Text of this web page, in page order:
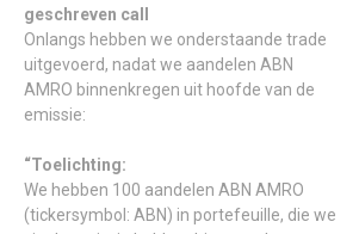
geschreven call
Onlangs hebben we onderstaande trade
uitgevoerd, nadat we aandelen ABN
AMRO binnenkregen uit hoofde van de
emissie:
“Toelichting:
We hebben 100 aandelen ABN AMRO
(tickersymbol: ABN) in portefeuille, die we